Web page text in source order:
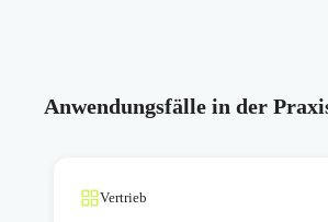
Anwendungsfälle in der
Vertrieb